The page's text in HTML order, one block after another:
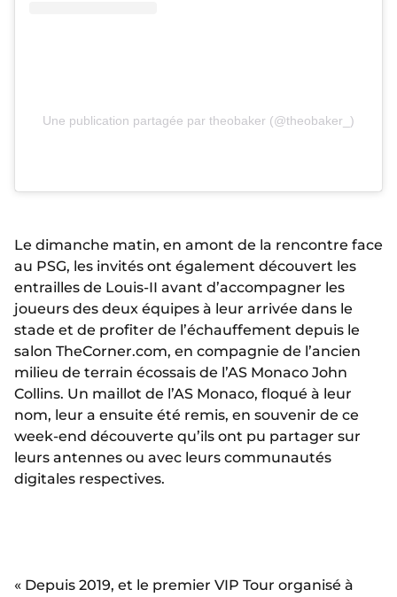
Une publication partagée par theobaker (@theobaker_)
Le dimanche matin, en amont de la rencontre face
au PSG, les invités ont également découvert les
entrailles de Louis-II avant d’accompagner les
joueurs des deux équipes à leur arrivée dans le
stade et de profiter de l’échauffement depuis le
salon TheCorner.com, en compagnie de l’ancien
milieu de terrain écossais de l’AS Monaco John
Collins. Un maillot de l’AS Monaco, floqué à leur
nom, leur a ensuite été remis, en souvenir de ce
week-end découverte qu’ils ont pu partager sur
leurs antennes ou avec leurs communautés
digitales respectives.
« Depuis 2019, et le premier VIP Tour organisé à